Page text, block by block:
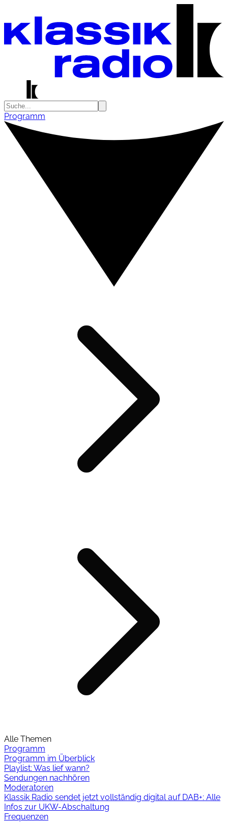
Programm
Alle Themen
Programm
Programm im Überblick
Playlist: Was lief wann?
Sendungen nachhören
Moderatoren
Klassik Radio sendet jetzt vollständig digital auf DAB+: Alle
Infos zur UKW-Abschaltung
Frequenzen